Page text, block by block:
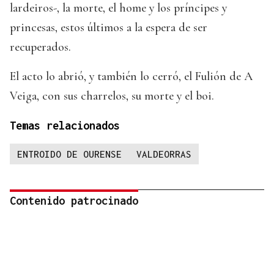
lardeiros-, la morte, el home y los príncipes y
princesas, estos últimos a la espera de ser
recuperados.
El acto lo abrió, y también lo cerró, el Fulión de A
Veiga, con sus charrelos, su morte y el boi.
Temas relacionados
ENTROIDO DE OURENSE VALDEORRAS
Contenido patrocinado